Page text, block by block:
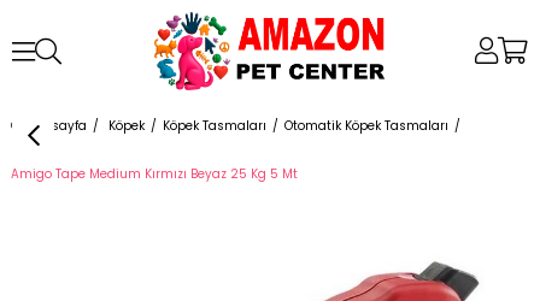
Anasayfa Köpek Köpek Tasmaları Otomatik Köpek Tasmaları
Amigo Tape Medium Kırmızı Beyaz 25 Kg 5 Mt